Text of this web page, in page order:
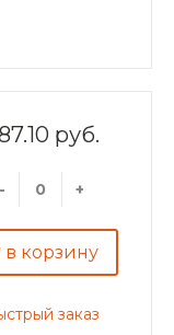
руб.
- +
в корзину
заказ